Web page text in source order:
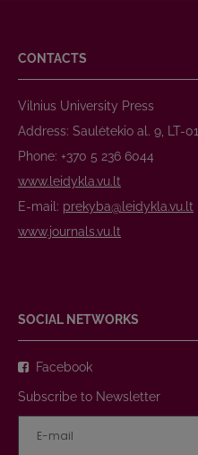
CONTACTS
Vilnius University Press
Address: Saulėtekio al. 9, LT-
Phone: +370 5 236 6044
www.leidykla.vu.lt
E-mail: prekyba@leidykla.vu.lt
www.journals.vu.lt
SOCIAL NETWORKS
Facebook
Subscribe to Newsletter